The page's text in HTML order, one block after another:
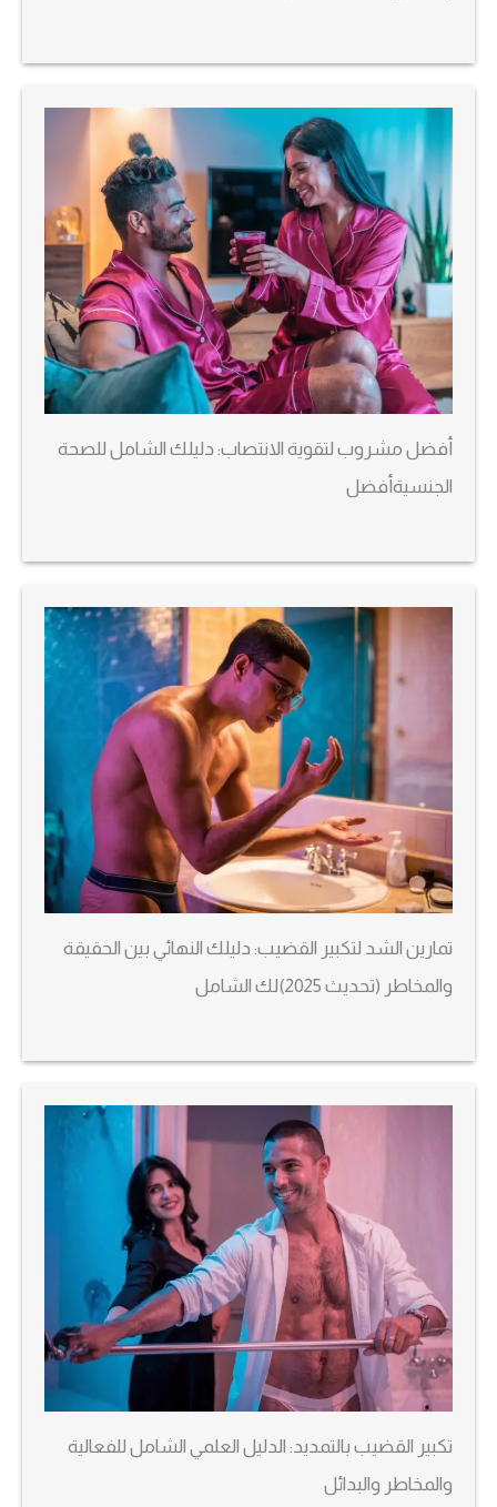
أفضل مشروب لتقوية الانتصاب: دليلك الشامل للصحة
الجنسيةأفضل
تمارين الشد لتكبير القضيب: دليلك النهائي بين الحقيقة
والمخاطر (تحديث 2025)لك الشامل
تكبير القضيب بالتمديد: الدليل العلمي الشامل للفعالية
والمخاطر والبدائل